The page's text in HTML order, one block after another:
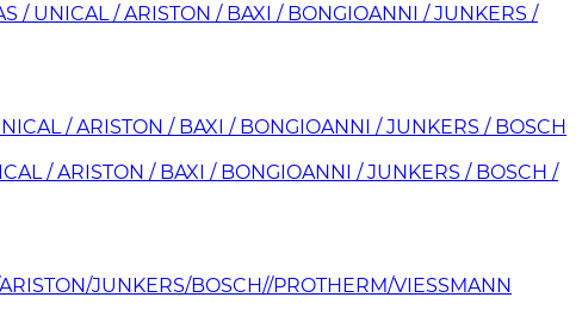
UNICAL / ARISTON / BAXI / BONGIOANNI / JUNKERS /
/ ARISTON / BAXI / BONGIOANNI / JUNKERS / BOSCH /